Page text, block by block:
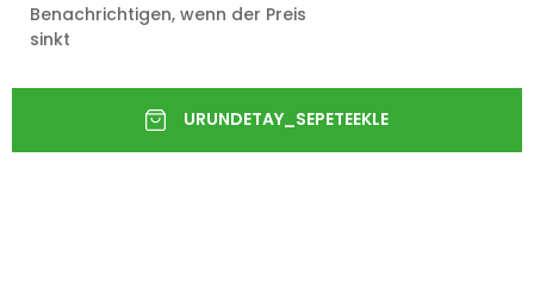
Benachrichtigen, wenn der Preis
sinkt